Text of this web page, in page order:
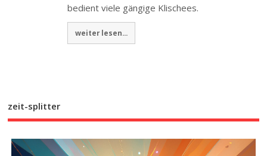
bedient viele gängige Klischees.
weiter lesen...
zeit-splitter